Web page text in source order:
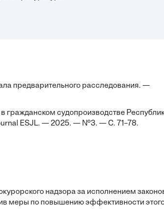
предварительного расследования. —
гражданском судопроизводстве
ESJL. — 2025. — №3. — С. 71–78.
надзора за исполнением
меры по повышению эффективности